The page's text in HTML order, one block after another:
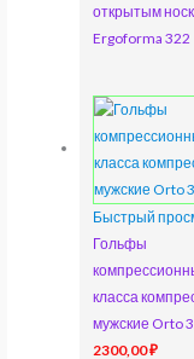
открытым
Ergoforma 322
Быстрый
Гольфы
класса
мужские Orto
2300,00₽